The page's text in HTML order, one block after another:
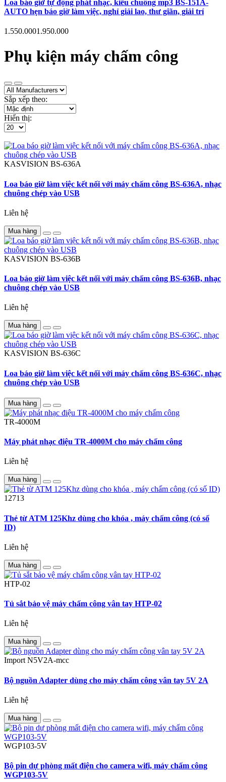
Loa báo giờ tự động phát nhạc, kiểu chuông mp3 BS-151A-
AUTO hẹn báo giờ làm việc, nghỉ giải lao, thư giãn, giải trí
1.550.0001.950.000
Phụ kiện máy chấm công
Sắp xếp theo:
Hiển thị:
KASVISION BS-636A
Loa báo giờ làm việc kết nối với máy chấm công BS-636A, nhạc
chuông chép vào USB
Liên hệ
Mua hàng
KASVISION BS-636B
Loa báo giờ làm việc kết nối với máy chấm công BS-636B, nhạc
chuông chép vào USB
Liên hệ
Mua hàng
KASVISION BS-636C
Loa báo giờ làm việc kết nối với máy chấm công BS-636C, nhạc
chuông chép vào USB
Mua hàng
TR-4000M
Máy phát nhạc điệu TR-4000M cho máy chấm công
Liên hệ
Mua hàng
12713
Thẻ từ ATM 125Khz dùng cho khóa , máy chấm công (có số
ID)
Liên hệ
Mua hàng
HTP-02
Tủ sắt bảo vệ máy chấm công vân tay HTP-02
Liên hệ
Mua hàng
ImportN5V2A-mcc
Bộ nguồn Adapter dùng cho máy chấm công vân tay 5V 2A
Liên hệ
Mua hàng
WGP103-5V
Bộ pin dự phòng mất điện cho camera wifi, máy chấm công
WGP103-5V